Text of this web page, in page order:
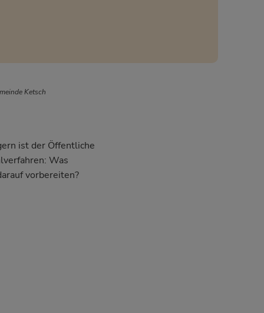
Ketsch
ist der Öffentliche
Was
vorbereiten?